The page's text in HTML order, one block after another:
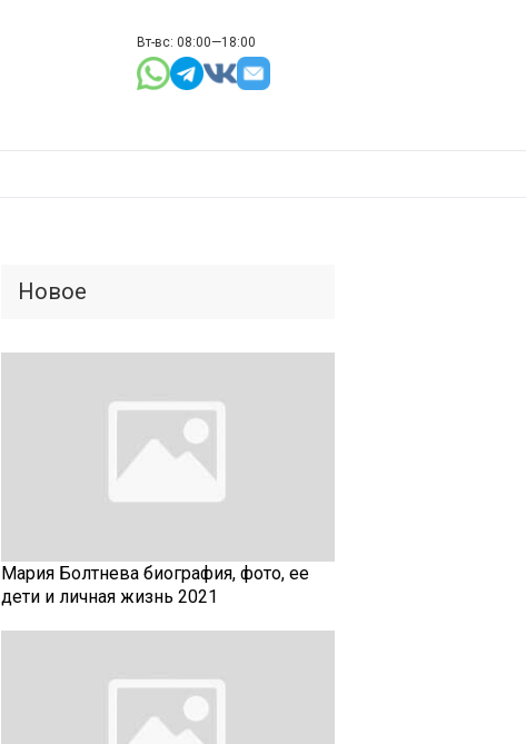
Вт-вс: 08:00—18:00
Новое
Мария Болтнева биография, фото, ее
дети и личная жизнь 2021